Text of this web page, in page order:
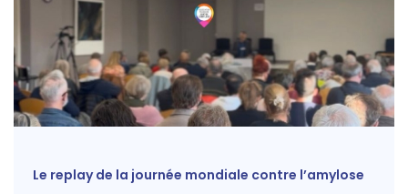
Le replay de la journée mondiale contre l’amylose